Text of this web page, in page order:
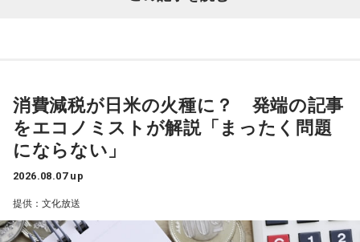
一蔵「名古屋市内の南区のある町内会が、高齢化と皆さんお
忙しいということで会長がなかなか決まんなかったと。で、
この17歳の娘さんのお父様の方に町内会長の打診があった
んが「私がやろうか」と」
消費減税が日米の火種に？ 発端の記事
をエコノミストが解説「まったく問題
にならない」
2026.08.07 up
提供：文化放送